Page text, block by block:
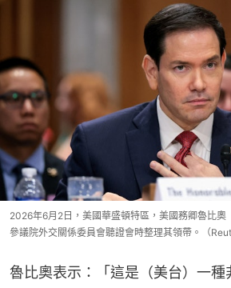
2026年6月2日，美國華盛頓特區，美國務卿魯比
參議院外交關係委員會聽證會時整理其領帶。（
魯比奧表示：「這是（美台）一